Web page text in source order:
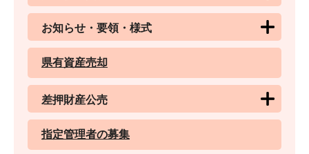
お知らせ・要領・様式
県有資産売却
差押財産公売
指定管理者の募集